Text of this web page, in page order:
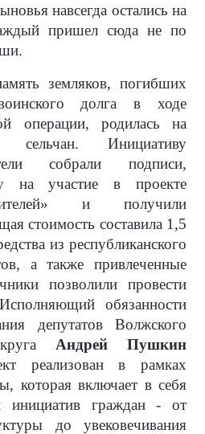
навсегда остались на
пришел сюда не по
земляков, погибших
долга в ходе
операции, родилась на
Инициативу
собрали подписи,
на участие в проекте
и получили
стоимость составила 1,5
из республиканского
а также привлеченные
позволили провести
обязанности
депутатов Волжского
Андрей Пушкин
реализован в рамках
которая включает в себя
инициатив граждан - от
до увековечивания